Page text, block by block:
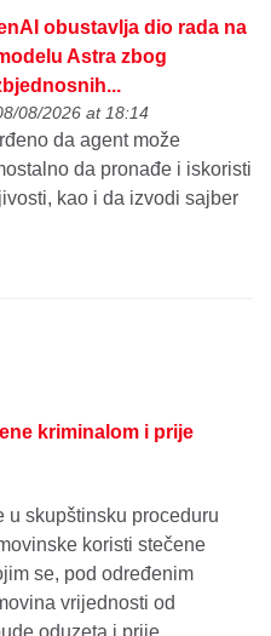
obustavlja dio rada na
Astra zbog
08/2026 at 18:14
da agent može
da pronađe i iskoristi
kao i da izvodi sajber
kriminalom i prije
u skupštinsku proceduru
koristi stečene
se, pod određenim
vrijednosti od
oduzeta i prije